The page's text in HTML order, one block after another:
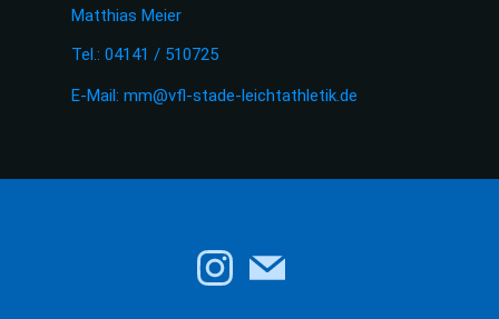
Matthias Meier
Tel.: 04141 / 510725
E-Mail: mm@vfl-stade-leichtathletik.de